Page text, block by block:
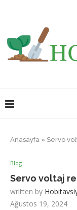
Anasayfa » Servo
Blog
Servo voltaj
written by
Ağustos 19, 2024